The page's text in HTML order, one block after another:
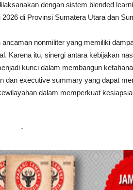
dengan sistem blended
di Provinsi Sumatera Utara dan
nonmiliter yang memiliki
Karena itu, sinergi antara kebijakan
kunci dalam membangun
dan executive summary yang dapat
dalam memperkuat
*